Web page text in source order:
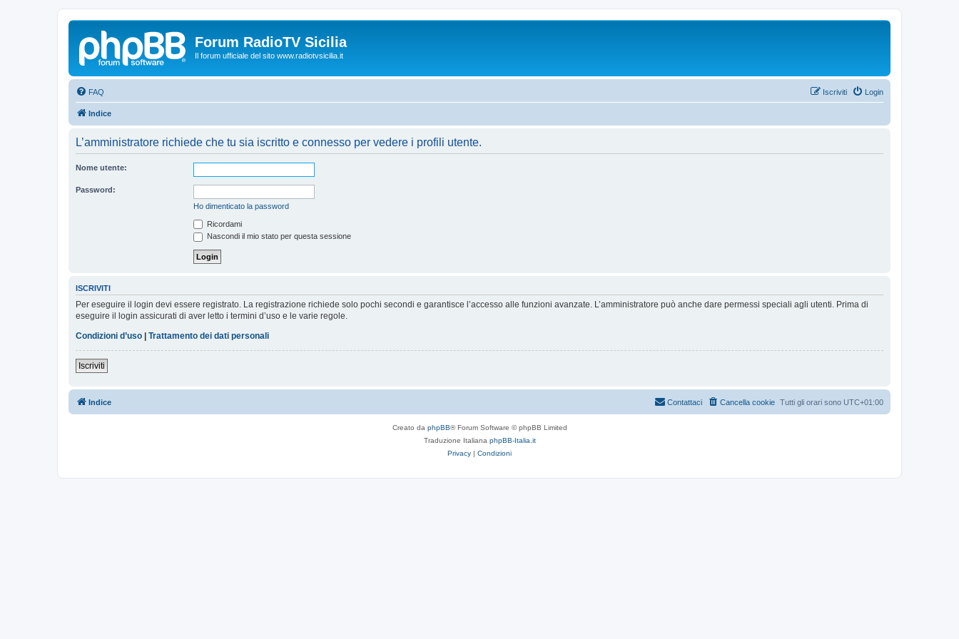
Forum RadioTV Sicilia
Il forum ufficiale del sito www.radiotvsicilia.it
FAQ Login
Iscriviti
Indice
L’amministratore richiede che tu sia iscritto e connesso per vedere i profili utente.
Nome utente:
Password:
Ho dimenticato la password
Ricordami
Nascondi il mio stato per questa sessione
ISCRIVITI
Per eseguire il login devi essere registrato. La registrazione richiede solo pochi secondi e garantisce l’accesso alle funzioni avanzate. L’amministratore può anche dare permessi speciali agli utenti. Prima di
eseguire il login assicurati di aver letto i termini d’uso e le varie regole.
Condizioni d’uso
Trattamento dei dati personali
Iscriviti
Indice Tutti gli orari sono UTC+01:00
Cancella cookie
Contattaci
Creato da phpBB® Forum Software © phpBB Limited
Traduzione Italiana phpBB-Italia.it
Privacy | Condizioni